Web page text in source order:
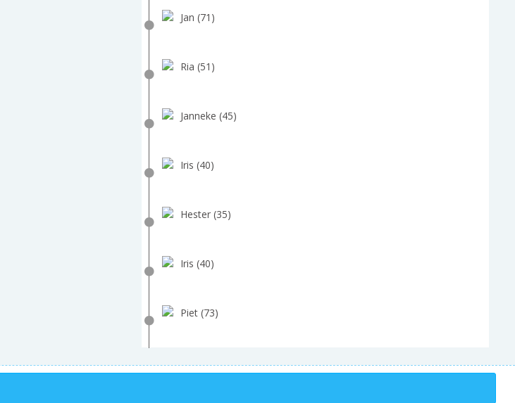
Jan (71)
Ria (51)
Janneke (45)
Iris (40)
Hester (35)
Iris (40)
Piet (73)